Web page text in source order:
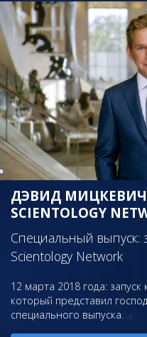
ДЭВИД МИЦКЕВИЧ
SCIENTOLOGY
Специальный выпуск:
Scientology Network
12 марта 2018 года:
который представил
специального выпуска.